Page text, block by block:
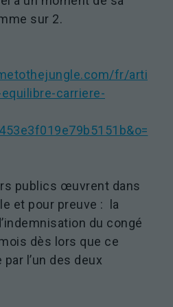
sur 2.
fr/arti
carriere-
publics œuvrent dans
et pour preuve : la
du congé
dès lors que ce
l’un des deux